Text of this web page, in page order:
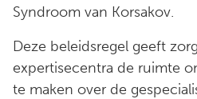
Syndroom van Korsakov.
Deze beleidsregel geeft
expertisecentra de ruimte
te maken over de